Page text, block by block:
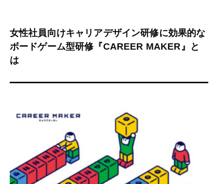
女性社員向けキャリアデザイン研修に効果的な
ボードゲーム型研修『CAREER MAKER』と
は